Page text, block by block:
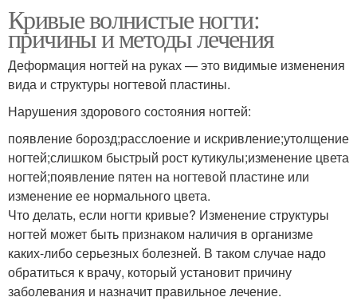
Кривые волнистые ногти:
причины и методы лечения
Деформация ногтей на руках — это видимые изменения
вида и структуры ногтевой пластины.
Нарушения здорового состояния ногтей:
появление борозд;расслоение и искривление;утолщение
ногтей;слишком быстрый рост кутикулы;изменение цвета
ногтей;появление пятен на ногтевой пластине или
изменение ее нормального цвета.
Что делать, если ногти кривые? Изменение структуры
ногтей может быть признаком наличия в организме
каких-либо серьезных болезней. В таком случае надо
обратиться к врачу, который установит причину
заболевания и назначит правильное лечение.